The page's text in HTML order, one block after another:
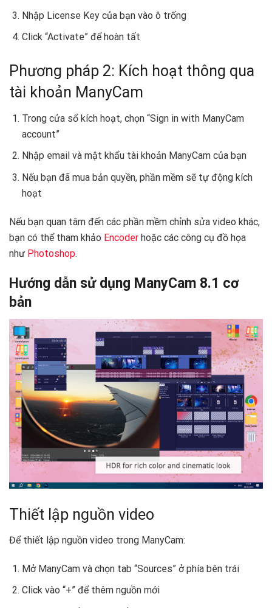
Nhập License Key của bạn vào ô trống
Click “Activate” để hoàn tất
Phương pháp 2: Kích hoạt thông qua
tài khoản ManyCam
Trong cửa sổ kích hoạt, chọn “Sign in with ManyCam
account”
Nhập email và mật khẩu tài khoản ManyCam của bạn
Nếu bạn đã mua bản quyền, phần mềm sẽ tự động kích
hoạt
Nếu bạn quan tâm đến các phần mềm chỉnh sửa video khác,
bạn có thể tham khảo Encoder hoặc các công cụ đồ họa
như Photoshop.
Hướng dẫn sử dụng ManyCam 8.1 cơ
bản
Thiết lập nguồn video
Để thiết lập nguồn video trong ManyCam:
Mở ManyCam và chọn tab “Sources” ở phía bên trái
Click vào “+” để thêm nguồn mới